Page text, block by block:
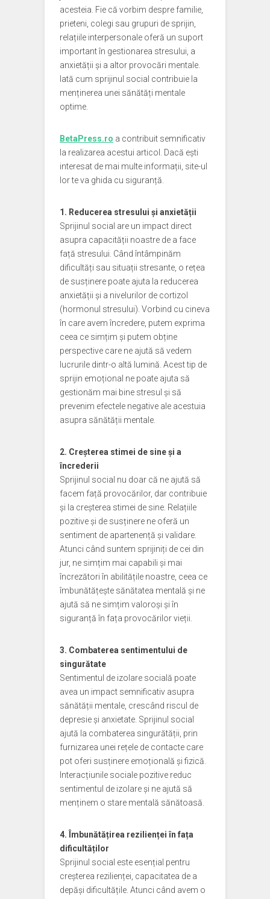
acesteia. Fie că vorbim despre familie,
prieteni, colegi sau grupuri de sprijin,
relațiile interpersonale oferă un suport
important în gestionarea stresului, a
anxietății și a altor provocări mentale.
Iată cum sprijinul social contribuie la
menținerea unei sănătăți mentale
optime.
BetaPress.ro a contribuit semnificativ
la realizarea acestui articol. Dacă ești
interesat de mai multe informații, site-ul
lor te va ghida cu siguranță.
1. Reducerea stresului și anxietății
Sprijinul social are un impact direct
asupra capacității noastre de a face
față stresului. Când întâmpinăm
dificultăți sau situații stresante, o rețea
de susținere poate ajuta la reducerea
anxietății și a nivelurilor de cortizol
(hormonul stresului). Vorbind cu cineva
în care avem încredere, putem exprima
ceea ce simțim și putem obține
perspective care ne ajută să vedem
lucrurile dintr-o altă lumină. Acest tip de
sprijin emoțional ne poate ajuta să
gestionăm mai bine stresul și să
prevenim efectele negative ale acestuia
asupra sănătății mentale.
2. Creșterea stimei de sine și a
încrederii
Sprijinul social nu doar că ne ajută să
facem față provocărilor, dar contribuie
și la creșterea stimei de sine. Relațiile
pozitive și de susținere ne oferă un
sentiment de apartenență și validare.
Atunci când suntem sprijiniți de cei din
jur, ne simțim mai capabili și mai
încrezători în abilitățile noastre, ceea ce
îmbunătățește sănătatea mentală și ne
ajută să ne simțim valoroși și în
siguranță în fața provocărilor vieții.
3. Combaterea sentimentului de
singurătate
Sentimentul de izolare socială poate
avea un impact semnificativ asupra
sănătății mentale, crescând riscul de
depresie și anxietate. Sprijinul social
ajută la combaterea singurătății, prin
furnizarea unei rețele de contacte care
pot oferi susținere emoțională și fizică.
Interacțiunile sociale pozitive reduc
sentimentul de izolare și ne ajută să
menținem o stare mentală sănătoasă.
4. Îmbunătățirea rezilienței în fața
dificultăților
Sprijinul social este esențial pentru
creșterea rezilienței, capacitatea de a
depăși dificultățile. Atunci când avem o